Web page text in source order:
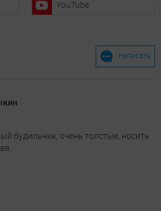
YouTube
Написать
будильник, очень толстые, носить